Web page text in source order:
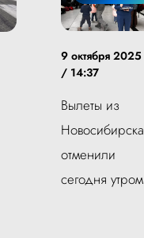
9 октября 2025
/ 14:37
Вылеты из
Новосибирска
отменили
сегодня утром